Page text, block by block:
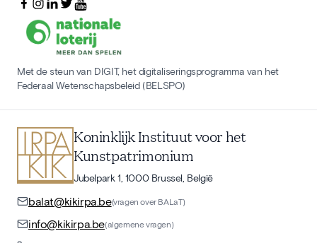
Met de steun van DIGIT, het digitaliseringsprogramma van het
Federaal Wetenschapsbeleid (BELSPO)
Koninklijk Instituut voor het
Kunstpatrimonium
Jubelpark 1, 1000 Brussel, België
balat@kikirpa.be(vragen over BALaT)
info@kikirpa.be(algemene vragen)